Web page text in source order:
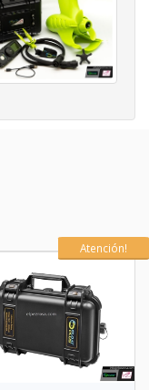
Atención!